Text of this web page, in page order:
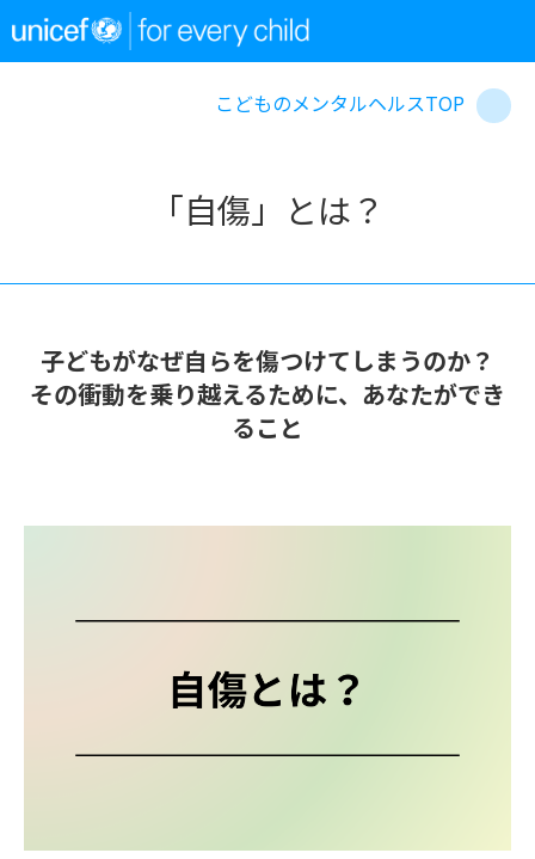
こどものメンタルヘルスTOP
「自傷」とは？
子どもがなぜ自らを傷つけてしまうのか？
その衝動を乗り越えるために、あなたができ
ること